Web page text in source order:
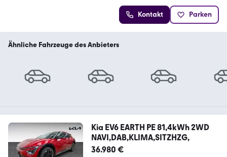
Kontakt Parken
Ähnliche Fahrzeuge des Anbieters
Kia EV6 EARTH PE 81,4kWh 2WD
NAVI,DAB,KLIMA,SITZHZG,
36.980 €